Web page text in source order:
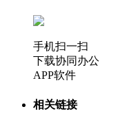
手机扫一扫
下载协同办公
APP软件
相关链接